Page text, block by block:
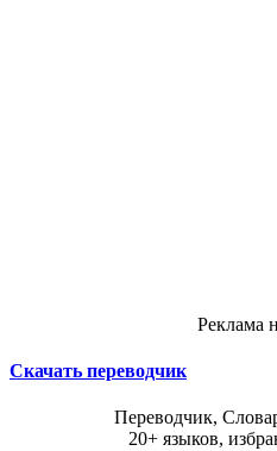
Реклама
Скачать переводчик
Переводчик,
20+ языков,